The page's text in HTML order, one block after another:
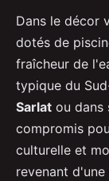
Dans le décor
dotés de
fraîcheur de
typique du
Sarlat ou dans
compromis
culturelle et
revenant